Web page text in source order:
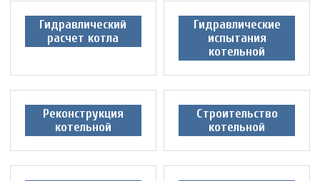
Гидравлический
расчет котла
Гидравлические
испытания
котельной
Реконструкция
котельной
Строительство
котельной